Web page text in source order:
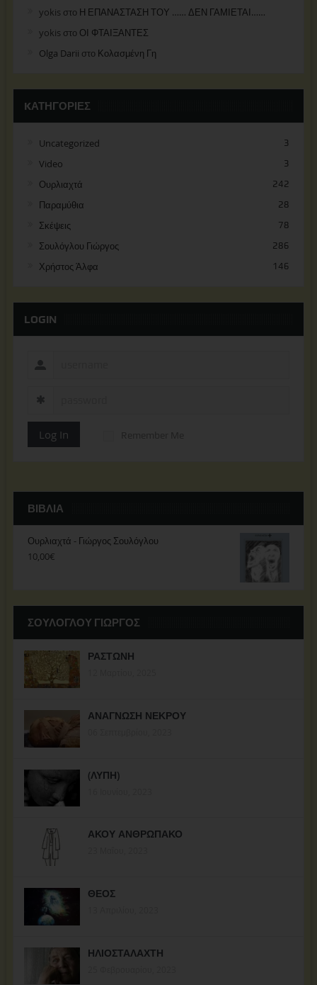
yokis στο Η ΕΠΑΝΑΣΤΑΣΗ ΤΟΥ …… ΔΕΝ ΓΑΜΙΕΤΑΙ……
yokis στο ΟΙ ΦΤΑΙΞΑΝΤΕΣ
Olga Darii στο Κολασμένη Γη
KΑΤΗΓΟΡΊΕΣ
Uncategorized 3
Video 3
Ουρλιαχτά 242
Παραμύθια 28
Σκέψεις 78
Σουλόγλου Γιώργος 286
Χρήστος Άλφα 146
LOGIN
Log In
ΒΙΒΛΊΑ
Ουρλιαχτά - Γιώργος Σουλόγλου
10,00€
ΣΟΥΛΟΓΛΟΥ ΓΙΩΡΓΟΣ
ΡΑΣΤΩΝΗ
ΑΝΑΓΝΩΣΗ ΝΕΚΡΟΥ
(ΛΥΠΗ)
ΑΚΟΥ ΑΝΘΡΩΠΑΚΟ
ΘΕΟΣ
ΗΛΙΟΣΤΑΛΑΧΤΗ